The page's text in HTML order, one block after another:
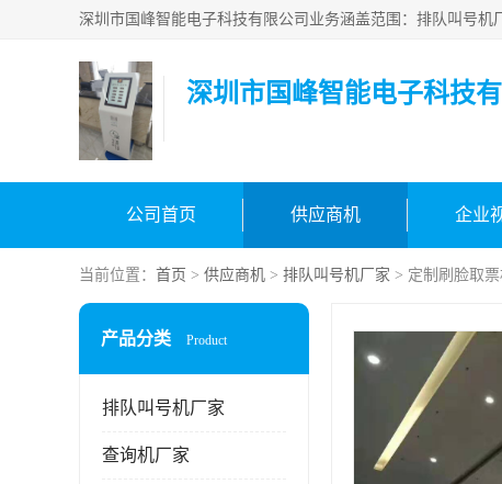
深圳市国峰智能电子科技
公司首页 供应商机 企业
当前位置： 首页 > 供应商机 > 排队叫号机厂家 > 定制刷脸取票
产品分类 Product
排队叫号机厂家
查询机厂家